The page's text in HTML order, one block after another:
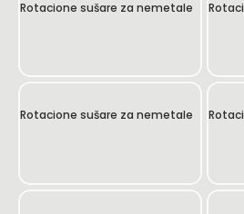
Rotacione sušare za nemetale
Rotacione sušare za nemetale